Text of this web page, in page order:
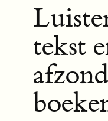
tekst